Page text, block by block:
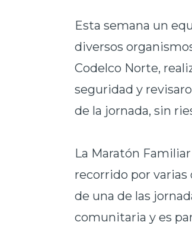
Esta semana un
diversos
Codelco Norte,
seguridad y
de la jornada, sin
La Maratón
recorrido por varias
de una de las
comunitaria y es